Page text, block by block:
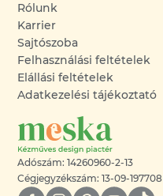
Rólunk
Karrier
Sajtószoba
Felhasználási feltételek
Elállási feltételek
Adatkezelési tájékoztató
Adószám: 14260960-2-13
Cégjegyzékszám: 13-09-197708